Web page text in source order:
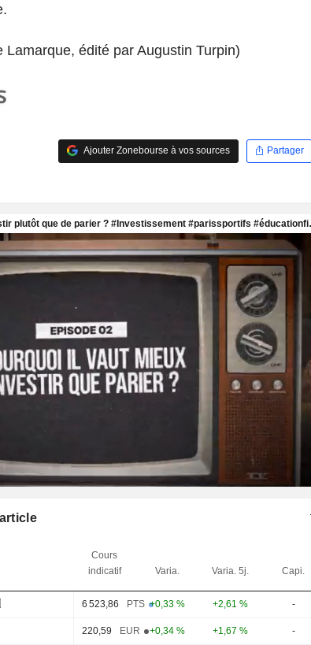
Lamarque, édité par Augustin Turpin)
Ajouter Zonebourse à vos sources Partager
Cours
indicatif
Varia. Varia. 5j. Capi.
6 523,86 PTS +0,33 % +2,61 % -
220,59 EUR +0,34 % +1,67 % -